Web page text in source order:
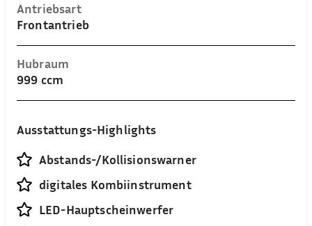
Antriebsart
Frontantrieb
Hubraum
999 ccm
Ausstattungs-Highlights
Abstands-/Kollisionswarner
digitales Kombiinstrument
LED-Hauptscheinwerfer